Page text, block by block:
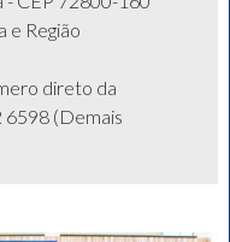
e Região
direto da
6598 (Demais